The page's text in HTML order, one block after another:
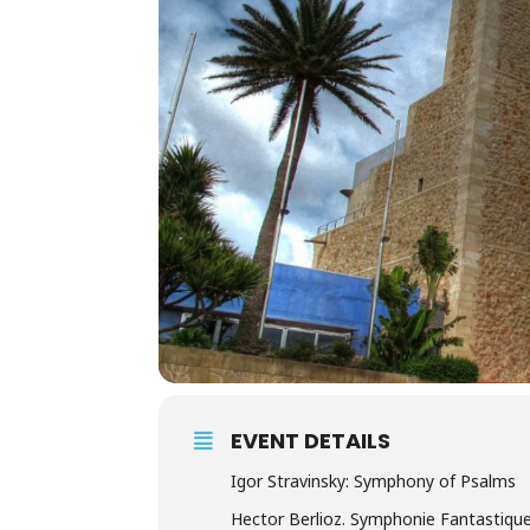
EVENT DETAILS
Igor Stravinsky: Symphony of Psalms
Hector Berlioz. Symphonie